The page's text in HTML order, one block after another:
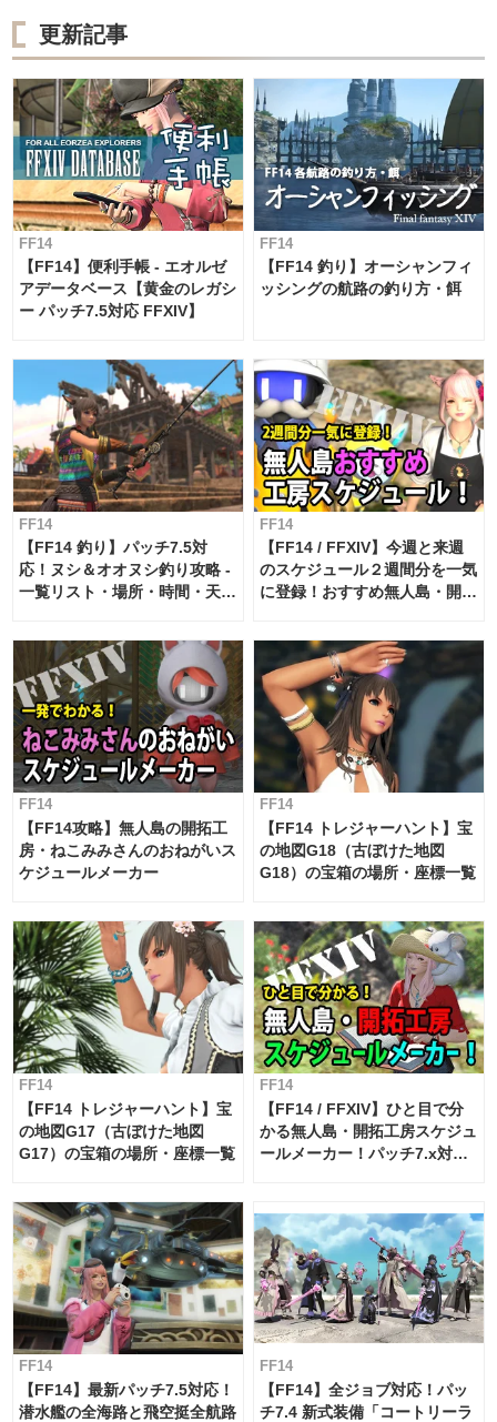
更新記事
FF14
【FF14】便利手帳 - エオルゼ
アデータベース【黄金のレガシ
ー パッチ7.5対応 FFXIV】
FF14
【FF14 釣り】オーシャンフィ
ッシングの航路の釣り方・餌
FF14
【FF14 釣り】パッチ7.5対
応！ヌシ＆オオヌシ釣り攻略 -
一覧リスト・場所・時間・天
FF14
【FF14 / FFXIV】今週と来週
のスケジュール２週間分を一気
に登録！おすすめ無人島・開拓
FF14
【FF14攻略】無人島の開拓工
房・ねこみみさんのおねがいス
ケジュールメーカー
FF14
【FF14 トレジャーハント】宝
の地図G18（古ぼけた地図
G18）の宝箱の場所・座標一覧
FF14
【FF14 トレジャーハント】宝
の地図G17（古ぼけた地図
G17）の宝箱の場所・座標一覧
FF14
【FF14 / FFXIV】ひと目で分
かる無人島・開拓工房スケジュ
ールメーカー！パッチ7.x対応
FF14
【FF14】最新パッチ7.5対応！
潜水艦の全海路と飛空挺全航路
FF14
【FF14】全ジョブ対応！パッ
チ7.4 新式装備「コートリーラ